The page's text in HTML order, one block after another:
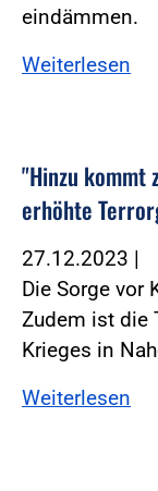
eindämmen.
Weiterlesen
"Hinzu kommt
erhöhte
27.12.2023 |
Die Sorge vor
Zudem ist die
Krieges in
Weiterlesen